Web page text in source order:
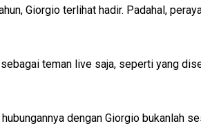
Giorgio terlihat hadir. Padahal,
teman live saja, seperti yang
dengan Giorgio bukanlah